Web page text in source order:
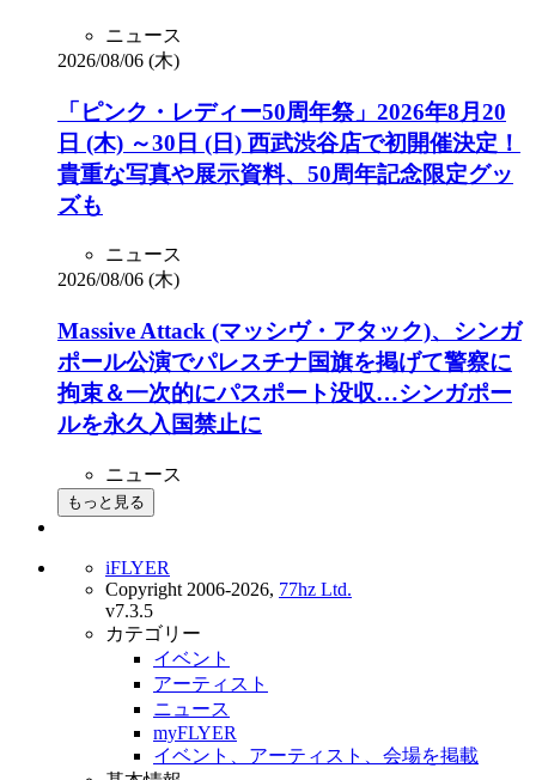
ニュース
2026/08/06 (木)
「ピンク・レディー50周年祭」2026年8月20
日 (木) ～30日 (日) 西武渋谷店で初開催決定！
貴重な写真や展示資料、50周年記念限定グッ
ズも
ニュース
2026/08/06 (木)
Massive Attack (マッシヴ・アタック)、シンガ
ポール公演でパレスチナ国旗を掲げて警察に
拘束＆一次的にパスポート没収…シンガポー
ルを永久入国禁止に
ニュース
もっと見る
iFLYER
Copyright 2006-2026, 77hz Ltd.
v7.3.5
カテゴリー
イベント
アーティスト
ニュース
myFLYER
イベント、アーティスト、会場を掲載